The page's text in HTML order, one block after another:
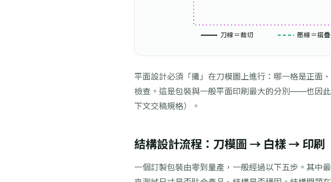
刀線＝裁切 壓線＝摺疊
平面設計必須「攤」在刀模圖上進行：哪一格是正面
檢查。這是包裝與一般平面印刷最大的分別——也因
下文交稿規格）。
結構設計流程：刀模圖 → 白樣 → 印刷
一個訂製包裝由零到量產，一般經過以下五步。其中